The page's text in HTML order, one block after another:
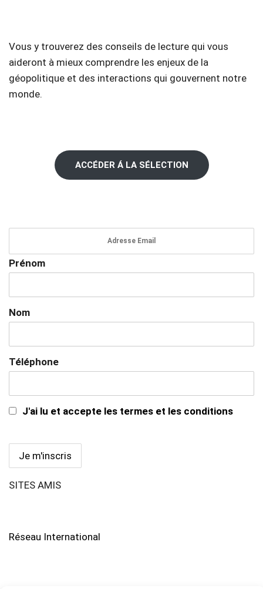
Vous y trouverez des conseils de lecture qui vous
aideront à mieux comprendre les enjeux de la
géopolitique et des interactions qui gouvernent notre
monde.
ACCÉDER Á LA SÉLECTION
Prénom
Nom
Téléphone
J'ai lu et accepte les termes et les conditions
SITES AMIS
Réseau International